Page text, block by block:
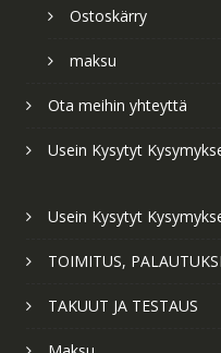
Ostoskärry
maksu
Ota meihin yhteyttä
Usein Kysytyt
Usein Kysytyt
TOIMITUS,
TAKUUT JA TESTAUS